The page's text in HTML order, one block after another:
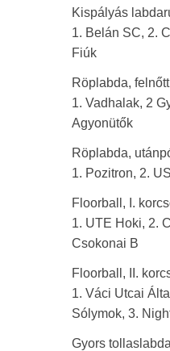
Kispályás
1. Belán SC, 2.
Fiúk
Röplabda,
1. Vadhalak, 2
Agyonütők
Röplabda,
1. Pozitron, 2.
Floorball, I.
1. UTE Hoki, 2.
Csokonai B
Floorball, II.
1. Váci Utcai
Sólymok, 3.
Gyors